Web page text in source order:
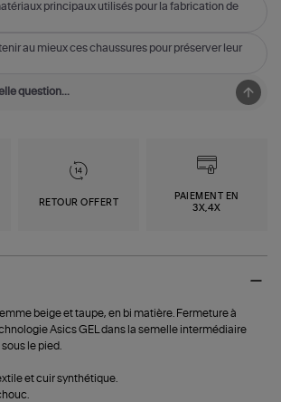
principaux utilisés pour la fabrication de
au mieux ces chaussures pour préserver leur
RETOUR OFFERT
PAIEMENT EN
3X,4X
beige et taupe, en bi matière. Fermeture à
Asics GEL dans la semelle intermédiaire
le pied.
et cuir synthétique.